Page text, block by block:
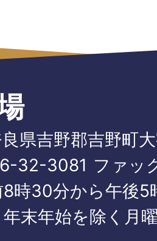
県吉野郡吉野町
32-3081 ファッ
時30分から午後5
年末年始を除く月